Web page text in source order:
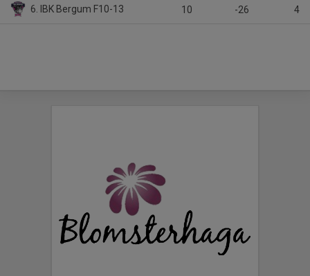
6. IBK Bergum F10-13 10 -26 4